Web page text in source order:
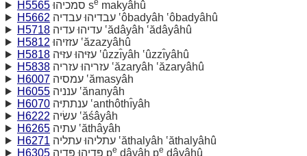
H5565
סמכיהוּ se makyâhû
H5662
עבדיהוּ עבדיה ‛ôbadyâh ‛ôbadyâhû
H5718
עדיהוּ עדיה ‛ădâyâh ‛ădâyâhû
H5812
עזזיהוּ ‛ăzazyâhû
H5818
עזּיּהוּ עזּיּה ‛ûzzı̂yâh ‛ûzzı̂yâhû
H5838
עזריהוּ עזריה ‛ăzaryâh ‛ăzaryâhû
H6007
עמסיה ‛ămasyâh
H6055
ענניה ‛ănanyâh
H6070
ענתתיּה ‛anthôthı̂yâh
H6222
עשׂיה ‛ăśâyâh
H6265
עתיה ‛ăthâyâh
H6271
עתליהוּ עתליה ‛ăthalyâh ‛ăthalyâhû
H6305
פּדיהוּ פּדיה pe dâyâh pe dâyâhû